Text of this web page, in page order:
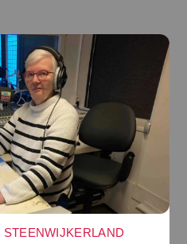
STEENWIJKERLAND